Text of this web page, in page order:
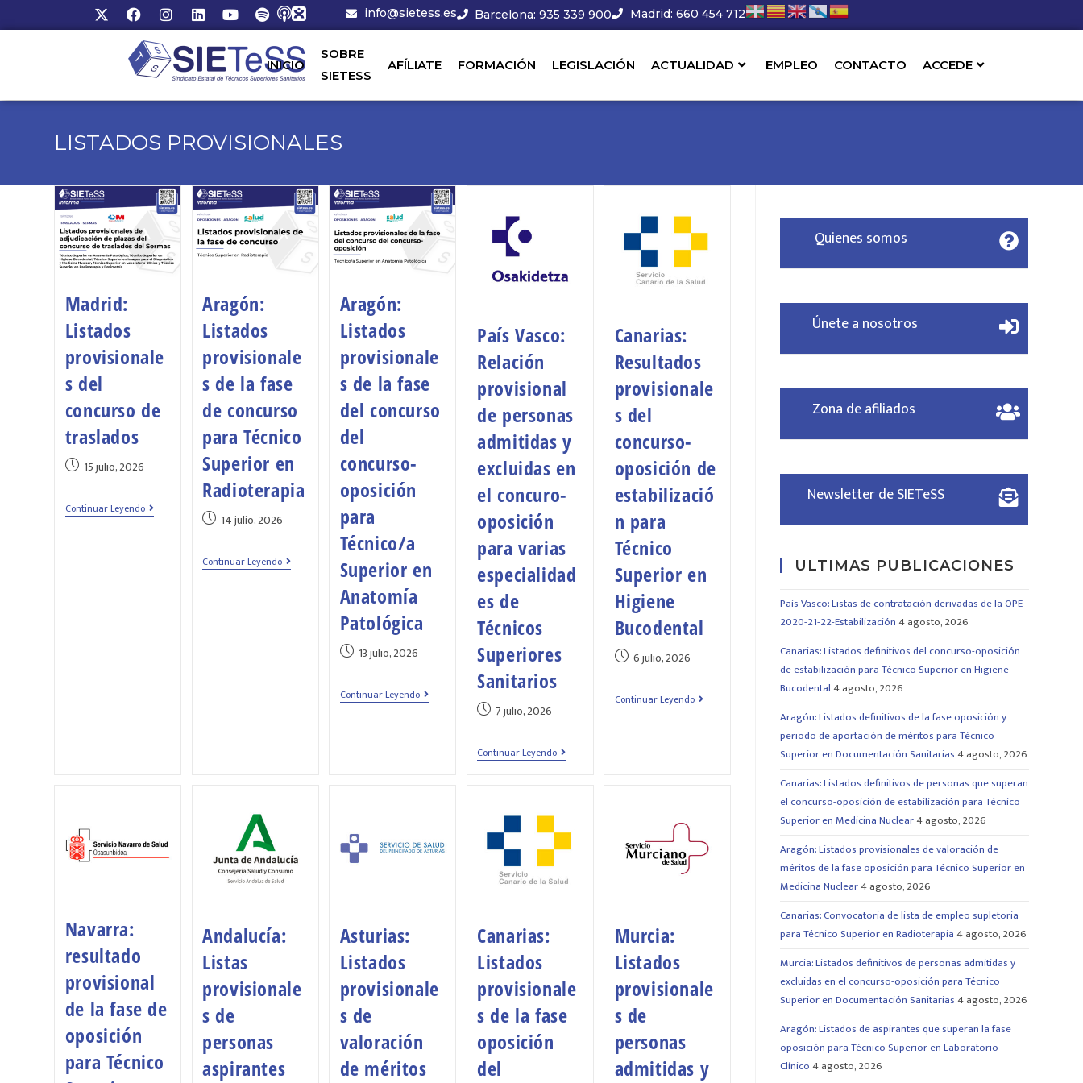
info@sietess.es Barcelona: 935 339 900 Madrid: 660 454 712
INICIO
SOBRE
SIETESS
AFÍLIATE FORMACIÓN LEGISLACIÓN ACTUALIDAD EMPLEO CONTACTO ACCEDE
LISTADOS PROVISIONALES
Madrid:
Listados
provisionale
s del
concurso de
traslados
15 julio, 2026
Continuar Leyendo
Aragón:
Listados
provisionale
s de la fase
de concurso
para Técnico
Superior en
Radioterapia
14 julio, 2026
Continuar Leyendo
Aragón:
Listados
provisionale
s de la fase
del concurso
del
concurso-
oposición
para
Técnico/a
Superior en
Anatomía
Patológica
13 julio, 2026
Continuar Leyendo
País Vasco:
Relación
provisional
de personas
admitidas y
excluidas en
el concuro-
oposición
para varias
especialidad
es de
Técnicos
Superiores
Sanitarios
7 julio, 2026
Continuar Leyendo
Canarias:
Resultados
provisionale
s del
concurso-
oposición de
estabilizació
n para
Técnico
Superior en
Higiene
Bucodental
6 julio, 2026
Continuar Leyendo
Navarra:
resultado
provisional
de la fase de
oposición
para Técnico
Andalucía:
Listas
provisionale
s de
personas
aspirantes
Asturias:
Listados
provisionale
s de
valoración
de méritos
Canarias:
Listados
provisionale
s de la fase
oposición
del
Murcia:
Listados
provisionale
s de
personas
admitidas y
Quienes somos
Únete a nosotros
Zona de afiliados
Newsletter de SIETeSS
ULTIMAS PUBLICACIONES
País Vasco: Listas de contratación derivadas de la OPE
2020-21-22-Estabilización4 agosto, 2026
Canarias: Listados definitivos del concurso-oposición
de estabilización para Técnico Superior en Higiene
Bucodental4 agosto, 2026
Aragón: Listados definitivos de la fase oposición y
periodo de aportación de méritos para Técnico
Superior en Documentación Sanitarias4 agosto, 2026
Canarias: Listados definitivos de personas que superan
el concurso-oposición de estabilización para Técnico
Superior en Medicina Nuclear4 agosto, 2026
Aragón: Listados provisionales de valoración de
méritos de la fase oposición para Técnico Superior en
Medicina Nuclear4 agosto, 2026
Canarias: Convocatoria de lista de empleo supletoria
para Técnico Superior en Radioterapia4 agosto, 2026
Murcia: Listados definitivos de personas admitidas y
excluidas en el concurso-oposición para Técnico
Superior en Documentación Sanitarias4 agosto, 2026
Aragón: Listados de aspirantes que superan la fase
oposición para Técnico Superior en Laboratorio
Clínico4 agosto, 2026